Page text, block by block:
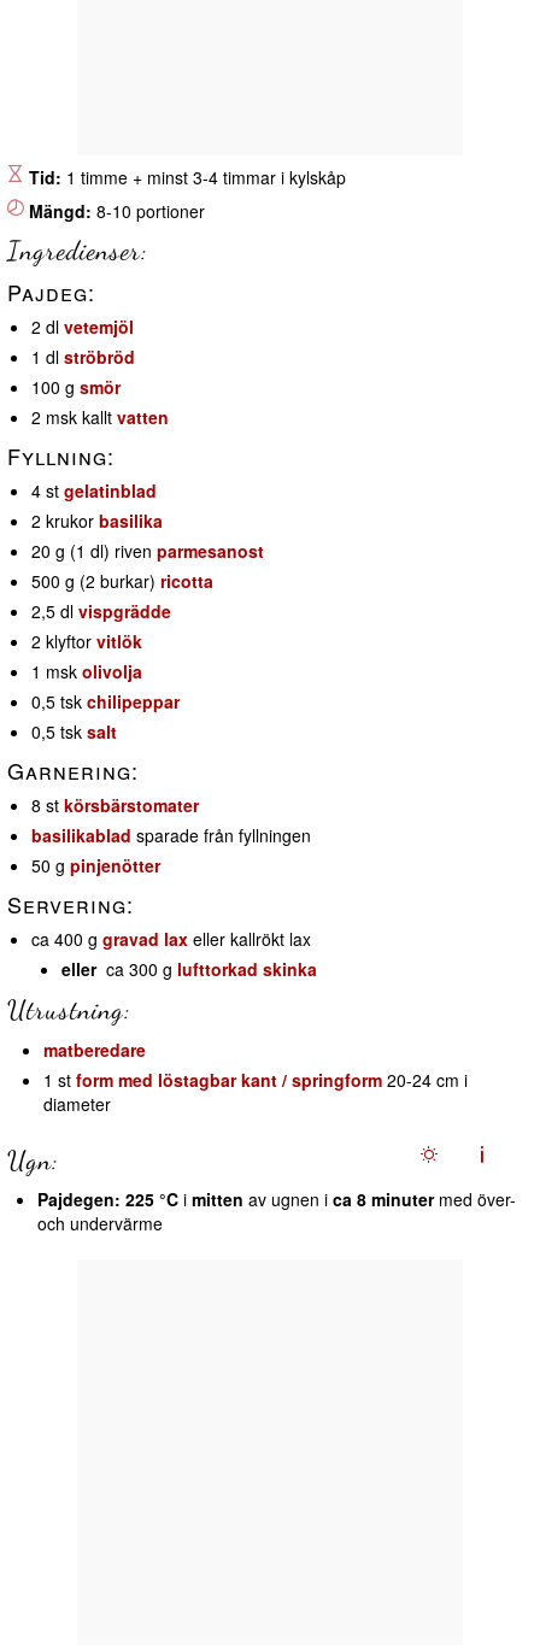
Tid: 1 timme + minst 3-4 timmar i kylskåp
Mängd: 8-10 portioner
Ingredienser:
Pajdeg:
2 dl vetemjöl
1 dl ströbröd
100 g smör
2 msk kallt vatten
Fyllning:
4 st gelatinblad
2 krukor basilika
20 g (1 dl) riven parmesanost
500 g (2 burkar) ricotta
2,5 dl vispgrädde
2 klyftor vitlök
1 msk olivolja
0,5 tsk chilipeppar
0,5 tsk salt
Garnering:
8 st körsbärstomater
basilikablad sparade från fyllningen
50 g pinjenötter
Servering:
ca 400 g gravad lax eller kallrökt lax
ellerca 300 g lufttorkad skinka
Utrustning:
matberedare
1 st form med löstagbar kant / springform 20-24 cm i
diameter
Ugn:
Pajdegen: 225 °C i mitten av ugnen i ca 8 minutermed över-
och undervärme